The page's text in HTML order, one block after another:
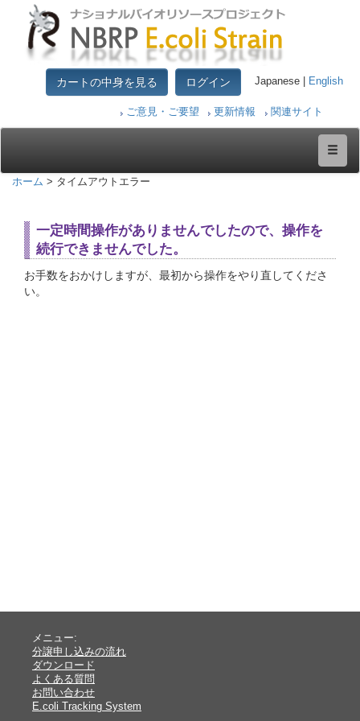
カートの中身を見る ログイン Japanese | English
ご意見・ご要望 更新情報 関連サイト
ホーム > タイムアウトエラー
一定時間操作がありませんでしたので、操作を
続行できませんでした。
お手数をおかけしますが、最初から操作をやり直してくださ
い。
メニュー:
分譲申し込みの流れ
ダウンロード
よくある質問
お問い合わせ
E.coli Tracking System